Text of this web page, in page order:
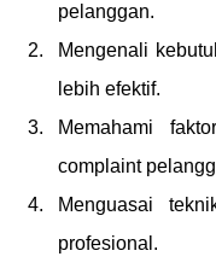
pelanggan.
Mengenali
lebih efektif.
Memahami
complaint
Menguasai
profesional.